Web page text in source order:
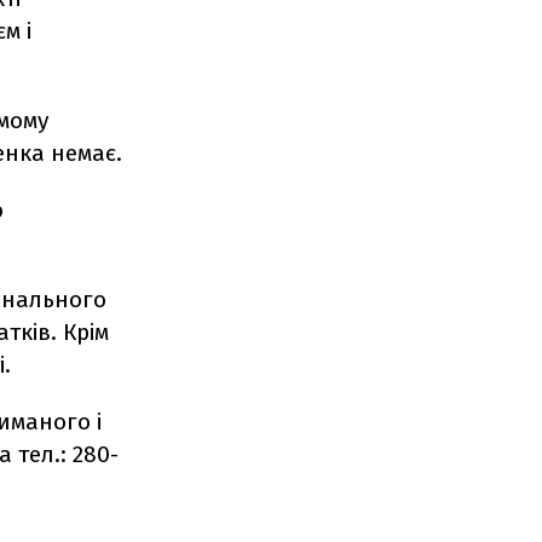
і
немає.
Крім
і
тел.: 280-